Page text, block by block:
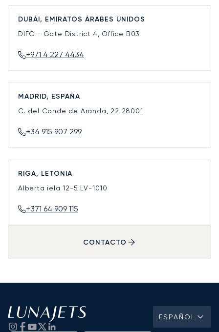
DUBÁI, EMIRATOS ÁRABES UNIDOS
DIFC - Gate District 4, Office B03
+971 4 227 4434
MADRID, ESPAÑA
C. del Conde de Aranda, 22 28001
+34 915 907 299
RIGA, LETONIA
Alberta iela 12-5 LV-1010
+371 64 909 115
CONTACTO
ESPAÑOL